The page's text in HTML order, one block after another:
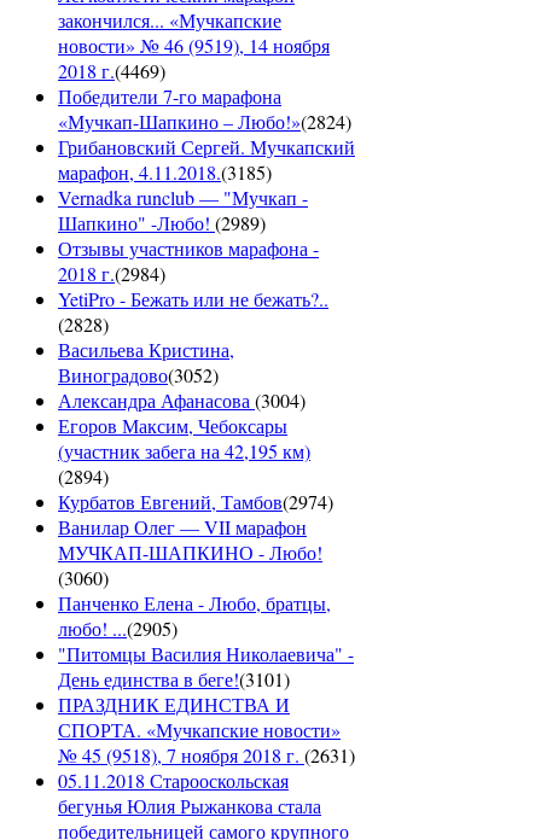
закончился... «Мучкапские
новости» № 46 (9519), 14 ноября
2018 г.(4469)
Победители 7-го марафона
«Мучкап-Шапкино – Любо!»(2824)
Грибановский Сергей. Мучкапский
марафон, 4.11.2018.(3185)
Vernadka runclub — "Мучкап -
Шапкино" -Любо! (2989)
Отзывы участников марафона -
2018 г.(2984)
YetiPro - Бежать или не бежать?..
(2828)
Васильева Кристина,
Виноградово(3052)
Александра Афанасова(3004)
Егоров Максим, Чебоксары
(участник забега на 42,195 км)
(2894)
Курбатов Евгений, Тамбов(2974)
Ванилар Олег — VII марафон
МУЧКАП-ШАПКИНО - Любо!
(3060)
Панченко Елена - Любо, братцы,
любо! ...(2905)
"Питомцы Василия Николаевича" -
День единства в беге!(3101)
ПРАЗДНИК ЕДИНСТВА И
СПОРТА. «Мучкапские новости»
№ 45 (9518), 7 ноября 2018 г. (2631)
05.11.2018 Старооскольская
бегунья Юлия Рыжанкова стала
победительницей самого крупного